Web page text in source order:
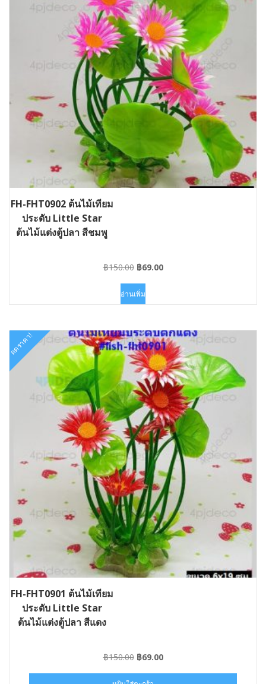
FH-FHT0902 ต้นไม้เทียม
ประดับ Little Star
ต้นไม้แต่งตู้ปลา สีชมพู
฿150.00 Original
was:
฿150.00.
฿69.00Current
อ่านเพิ่ม
ลดราคา!
FH-FHT0901 ต้นไม้เทียม
ประดับ Little Star
ต้นไม้แต่งตู้ปลา สีแดง
฿150.00 Original
was:
฿69.00Current